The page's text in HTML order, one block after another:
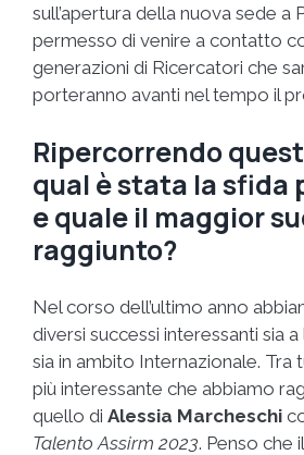
sull’apertura della nuova sede a
permesso di venire a contatto
generazioni di Ricercatori che
porteranno avanti nel tempo il
Ripercorrendo
qual è stata la sfida
e quale il maggior
raggiunto?
Nel corso dell’ultimo anno
diversi successi interessanti sia
sia in ambito Internazionale. Tra
più interessante che abbiamo
quello di Alessia Marcheschi
Talento Assirm 2023. Penso che